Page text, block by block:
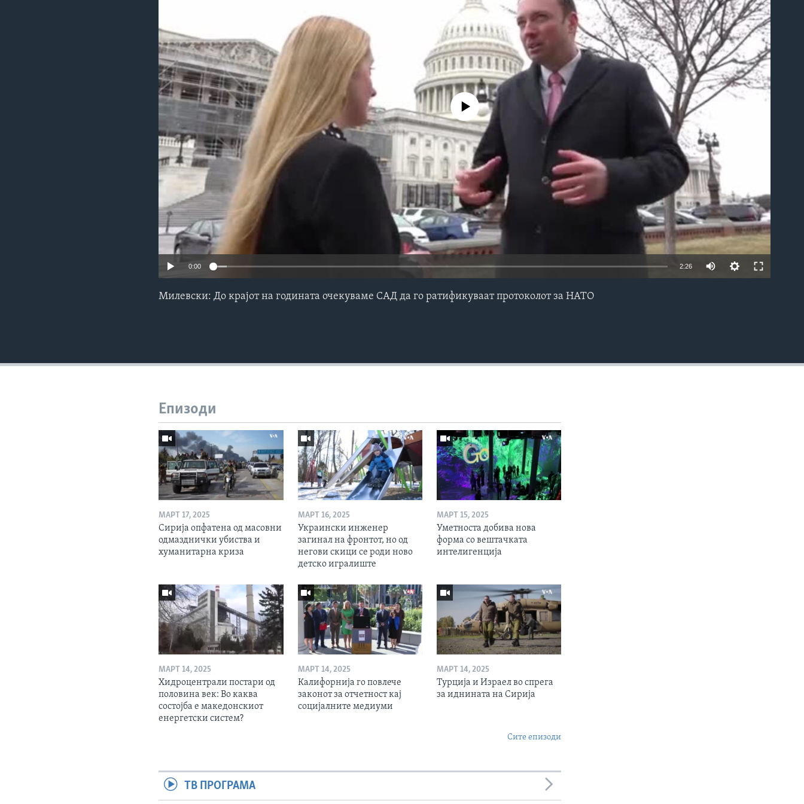
No media source currently available
0:00 2:26
Милевски: До крајот на годината очекуваме САД да го ратификуваат протоколот за НАТО
Епизоди
МАРТ 17, 2025
Сирија опфатена од масовни
одмазднички убиства и
хуманитарна криза
МАРТ 16, 2025
Украински инженер
загинал на фронтот, но од
негови скици се роди ново
детско игралиште
МАРТ 15, 2025
Уметноста добива нова
форма со вештачката
интелигенција
МАРТ 14, 2025
Хидроцентрали постари од
половина век: Во каква
состојба е македонскиот
енергетски систем?
МАРТ 14, 2025
Калифорнија го повлече
законот за отчетност кај
социјалните медиуми
МАРТ 14, 2025
Турција и Израел во спрега
за иднината на Сирија
Сите епизоди
ТВ ПРОГРАМА